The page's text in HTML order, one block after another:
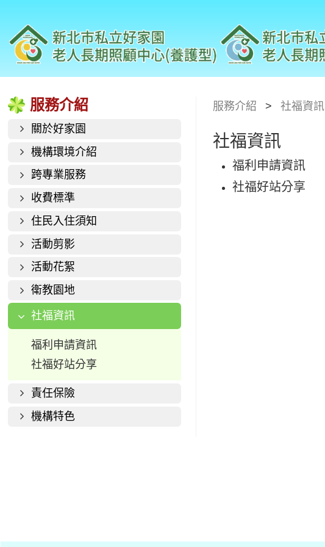
服務介紹 社福資訊
社福資訊
福利申請資訊
社福好站分享
服務介紹
關於好家園
機構環境介紹
跨專業服務
收費標準
住民入住須知
活動剪影
活動花絮
衛教園地
社福資訊
福利申請資訊
社福好站分享
責任保險
機構特色